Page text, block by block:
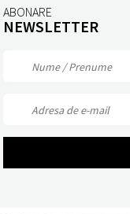
ABONARE
NEWSLETTER